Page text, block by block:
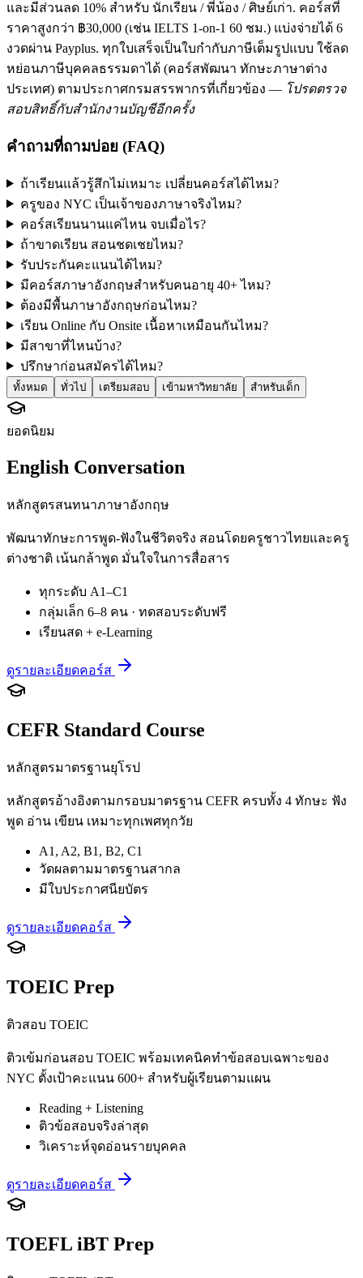
และมีส่วนลด 10% สำหรับ นักเรียน / พี่น้อง / ศิษย์เก่า. คอร์สที่
ราคาสูงกว่า ฿30,000 (เช่น IELTS 1-on-1 60 ชม.) แบ่งจ่ายได้ 6
งวดผ่าน Payplus. ทุกใบเสร็จเป็นใบกำกับภาษีเต็มรูปแบบ ใช้ลด
หย่อนภาษีบุคคลธรรมดาได้ (คอร์สพัฒนา ทักษะภาษาต่าง
ประเทศ) ตามประกาศกรมสรรพากรที่เกี่ยวข้อง — โปรดตรวจ
สอบสิทธิ์กับสำนักงานบัญชีอีกครั้ง
คำถามที่ถามบ่อย (FAQ)
ถ้าเรียนแล้วรู้สึกไม่เหมาะ เปลี่ยนคอร์สได้ไหม?
ครูของ NYC เป็นเจ้าของภาษาจริงไหม?
คอร์สเรียนนานแค่ไหน จบเมื่อไร?
ถ้าขาดเรียน สอนชดเชยไหม?
รับประกันคะแนนได้ไหม?
มีคอร์สภาษาอังกฤษสำหรับคนอายุ 40+ ไหม?
ต้องมีพื้นภาษาอังกฤษก่อนไหม?
เรียน Online กับ Onsite เนื้อหาเหมือนกันไหม?
มีสาขาที่ไหนบ้าง?
ปรึกษาก่อนสมัครได้ไหม?
ทั้งหมด ทั่วไป เตรียมสอบ เข้ามหาวิทยาลัย สำหรับเด็ก
ยอดนิยม
English Conversation
หลักสูตรสนทนาภาษาอังกฤษ
พัฒนาทักษะการพูด-ฟังในชีวิตจริง สอนโดยครูชาวไทยและครู
ต่างชาติ เน้นกล้าพูด มั่นใจในการสื่อสาร
ทุกระดับ A1–C1
กลุ่มเล็ก 6–8 คน · ทดสอบระดับฟรี
เรียนสด + e-Learning
ดูรายละเอียดคอร์ส
CEFR Standard Course
หลักสูตรมาตรฐานยุโรป
หลักสูตรอ้างอิงตามกรอบมาตรฐาน CEFR ครบทั้ง 4 ทักษะ ฟัง
พูด อ่าน เขียน เหมาะทุกเพศทุกวัย
A1, A2, B1, B2, C1
วัดผลตามมาตรฐานสากล
มีใบประกาศนียบัตร
ดูรายละเอียดคอร์ส
TOEIC Prep
ติวสอบ TOEIC
ติวเข้มก่อนสอบ TOEIC พร้อมเทคนิคทำข้อสอบเฉพาะของ
NYC ตั้งเป้าคะแนน 600+ สำหรับผู้เรียนตามแผน
Reading + Listening
ติวข้อสอบจริงล่าสุด
วิเคราะห์จุดอ่อนรายบุคคล
ดูรายละเอียดคอร์ส
TOEFL iBT Prep